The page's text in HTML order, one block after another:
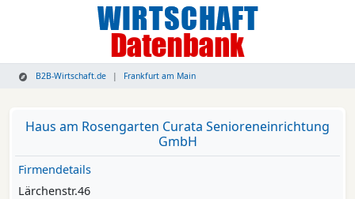
B2B-Wirtschaft.de Frankfurt am Main
Haus am Rosengarten Curata Senioreneinrichtung
GmbH
Firmendetails
Lärchenstr.46